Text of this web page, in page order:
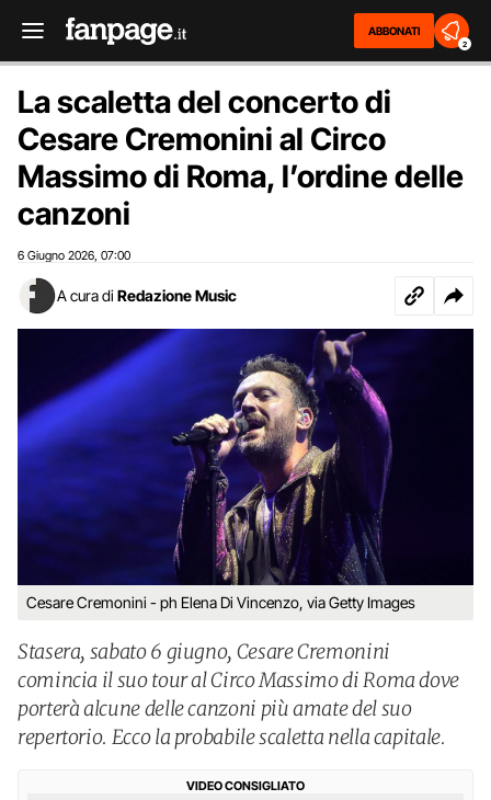
ABBONATI
2
La scaletta del concerto di
Cesare Cremonini al Circo
Massimo di Roma, l’ordine delle
canzoni
6 Giugno 2026 07:00
A cura di Redazione Music
Cesare Cremonini - ph Elena Di Vincenzo, via Getty Images
Stasera, sabato 6 giugno, Cesare Cremonini
comincia il suo tour al Circo Massimo di Roma dove
porterà alcune delle canzoni più amate del suo
repertorio. Ecco la probabile scaletta nella capitale.
VIDEO CONSIGLIATO